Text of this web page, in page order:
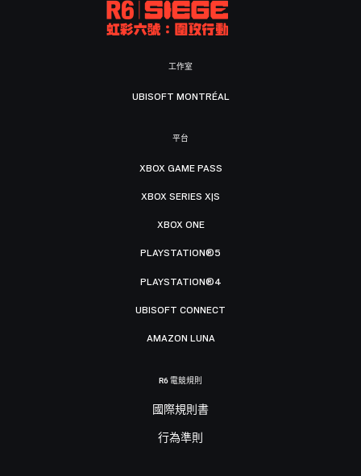
工作室
UBISOFT MONTRÉAL
平台
XBOX GAME PASS
XBOX SERIES X|S
XBOX ONE
PLAYSTATION®5
PLAYSTATION®4
UBISOFT CONNECT
AMAZON LUNA
R6 電競規則
國際規則書
行為準則